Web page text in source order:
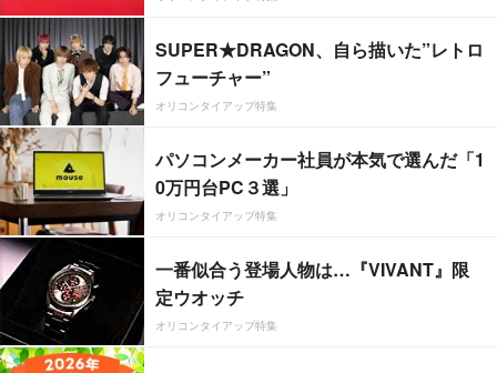
SUPER★DRAGON、自ら描いた”レトロ
フューチャー”
オリコンタイアップ特集
パソコンメーカー社員が本気で選んだ「1
0万円台PC３選」
オリコンタイアップ特集
一番似合う登場人物は…『VIVANT』限
定ウオッチ
オリコンタイアップ特集